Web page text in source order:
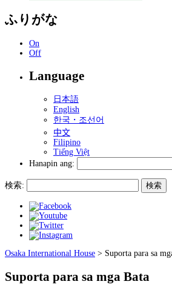
ふりがな
On
Off
Language
日本語
English
한국・조선어
中文
Filipino
Tiếng Việt
Hanapin ang:
検索:
Osaka International House > Suporta para sa
Suporta para sa mga Bata